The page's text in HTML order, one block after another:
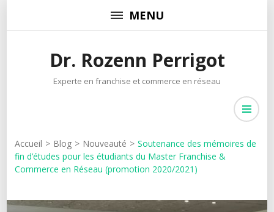
au
(Pressez
MENU
Dr. Rozenn Perrigot
Experte en franchise et commerce en réseau
Accueil > Blog > Nouveauté > Soutenance des mémoires de
fin d’études pour les étudiants du Master Franchise &
Commerce en Réseau (promotion 2020/2021)